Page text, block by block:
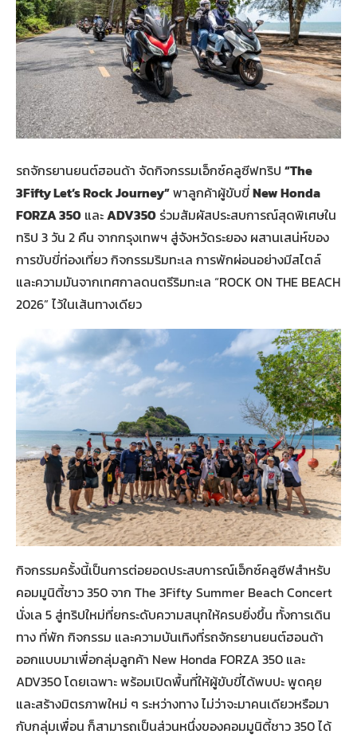
รถจักรยานยนต์ฮอนด้า จัดกิจกรรมเอ็กซ์คลูซีฟทริป “The
3Fifty Let’s Rock Journey”พาลูกค้าผู้ขับขี่New Honda
FORZA 350 และADV350 ร่วมสัมผัสประสบการณ์สุดพิเศษใน
ทริป 3 วัน 2 คืน จากกรุงเทพฯ สู่จังหวัดระยอง ผสานเสน่ห์ของ
การขับขี่ท่องเที่ยว กิจกรรมริมทะเล การพักผ่อนอย่างมีสไตล์
และความมันจากเทศกาลดนตรีริมทะเล “ROCK ON THE BEACH
2026” ไว้ในเส้นทางเดียว
กิจกรรมครั้งนี้เป็นการต่อยอดประสบการณ์เอ็กซ์คลูซีฟสำหรับ
คอมมูนิตี้ชาว 350 จาก The 3Fifty Summer Beach Concert
นั่งเล 5 สู่ทริปใหม่ที่ยกระดับความสนุกให้ครบยิ่งขึ้น ทั้งการเดิน
ทาง ที่พัก กิจกรรม และความบันเทิงที่รถจักรยานยนต์ฮอนด้า
ออกแบบมาเพื่อกลุ่มลูกค้า New Honda FORZA 350 และ
ADV350 โดยเฉพาะ พร้อมเปิดพื้นที่ให้ผู้ขับขี่ได้พบปะ พูดคุย
และสร้างมิตรภาพใหม่ ๆ ระหว่างทาง ไม่ว่าจะมาคนเดียวหรือมา
กับกลุ่มเพื่อน ก็สามารถเป็นส่วนหนึ่งของคอมมูนิตี้ชาว 350 ได้